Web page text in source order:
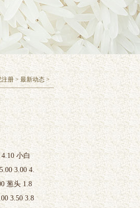
注册 > 最新动态 >
小白
3.00 4.
葱头 1.8
3.50 3.8